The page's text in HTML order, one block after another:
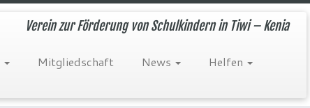
Verein zur Förderung von Schulkindern in Tiwi – Kenia
Mitgliedschaft News
Helfen